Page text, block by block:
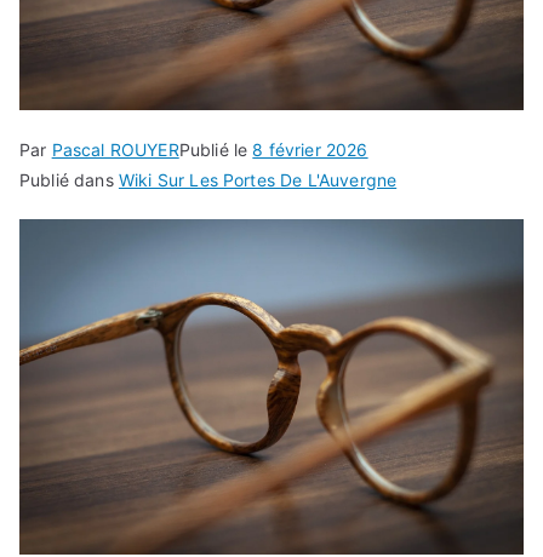
Par Pascal ROUYERPublié le8 février 2026
Publié dans Wiki Sur Les Portes De L'Auvergne